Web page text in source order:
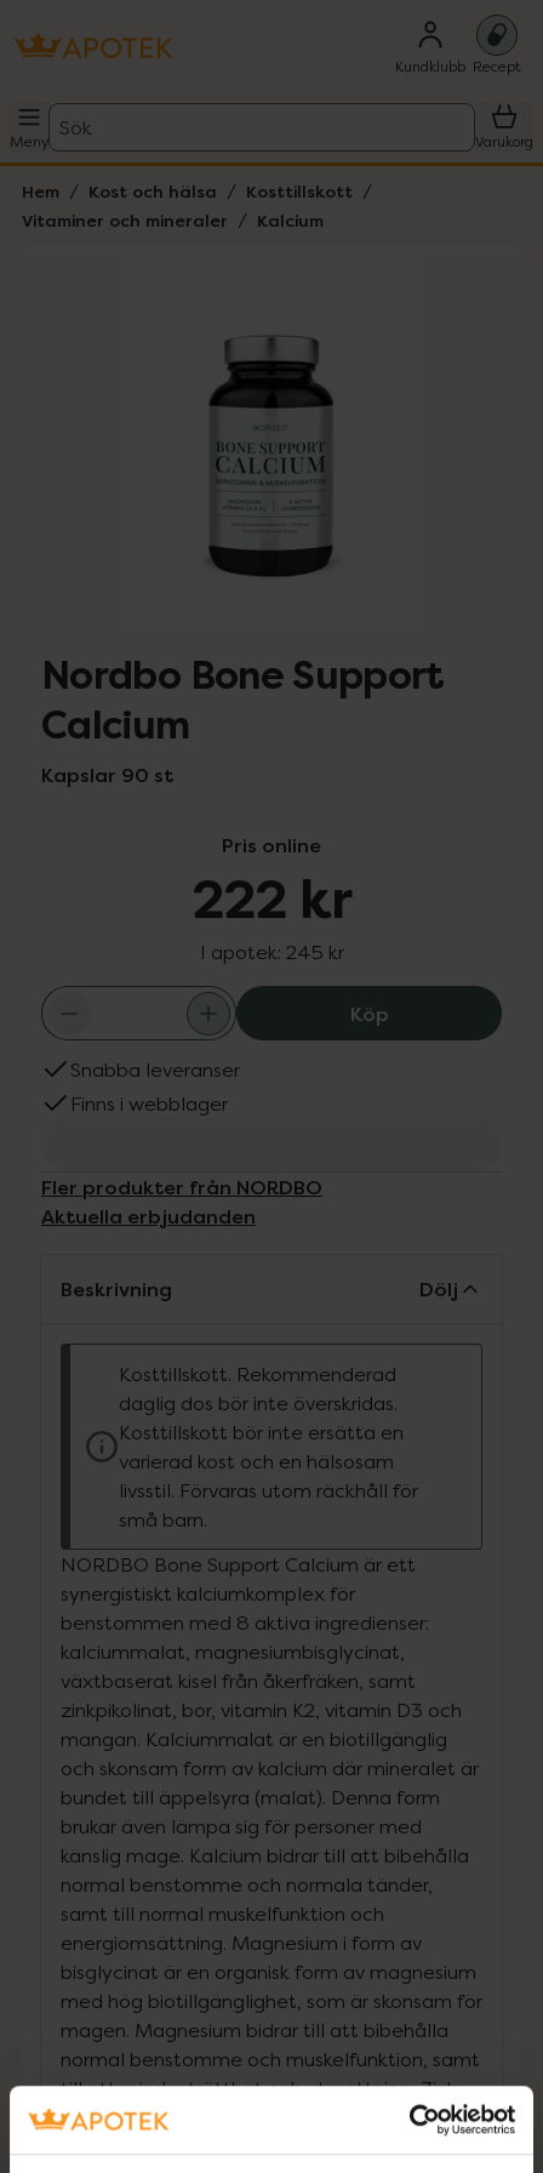
Kundklubb Recept
Meny
Sök
Varukorg
Hem Kost och hälsa
Kosttillskott
Vitaminer och mineraler
Kalcium
Nordbo Bone Support
Calcium
Kapslar 90 st
Pris online
222 kr
I apotek: 245 kr
KöpNordbo Bone
Snabba leveranser
Finns i webblager
Fler produkter från NORDBO
Aktuella erbjudanden
Beskrivning Dölj
Kosttillskott. Rekommenderad
daglig dos bör inte överskridas.
Kosttillskott bör inte ersätta en
varierad kost och en hälsosam
livsstil. Förvaras utom räckhåll för
små barn.
NORDBO Bone Support Calcium är ett
synergistiskt kalciumkomplex för
benstommen med 8 aktiva ingredienser:
kalciummalat, magnesiumbisglycinat,
växtbaserat kisel från åkerfräken, samt
zinkpikolinat, bor, vitamin K2, vitamin D3 och
mangan. Kalciummalat är en biotillgänglig
och skonsam form av kalcium där mineralet är
bundet till äppelsyra (malat). Denna form
brukar även lämpa sig för personer med
känslig mage. Kalcium bidrar till att bibehålla
normal benstomme och normala tänder,
samt till normal muskelfunktion och
energiomsättning. Magnesium i form av
bisglycinat är en organisk form av magnesium
med hög biotillgänglighet, som är skonsam för
magen. Magnesium bidrar till att bibehålla
normal benstomme och muskelfunktion, samt
till att minska trötthet och utmattning. Zink
bidrar till att bibehålla normal benstomme